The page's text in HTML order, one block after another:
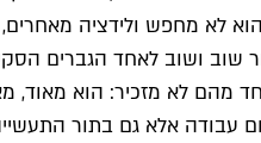
מחפש ולידציה מאחרים,
לאחד הגברים
מהם לא מזכיר: הוא מאוד,
אלא גם בתור